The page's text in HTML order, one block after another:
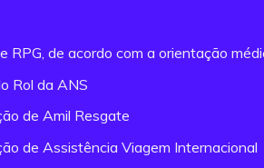
RPG, de acordo com a orientação
Rol da ANS
de Amil Resgate
de Assistência Viagem Internacional